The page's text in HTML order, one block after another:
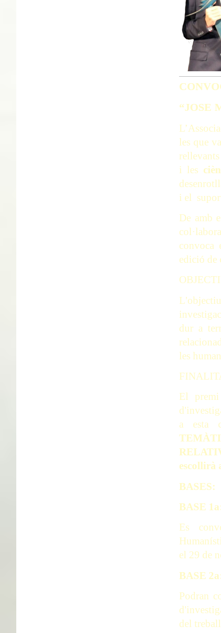
“JOSE
les que
i les
i el
De amb
edició de
dur a
les
El
a esta
escollirà
BASES:
BASE
Es
el 29 de
BASE
Podran
del